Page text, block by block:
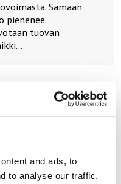
and ads, to
to analyse our traffic.
Samaan
pienenee.
tuovan
| Themes